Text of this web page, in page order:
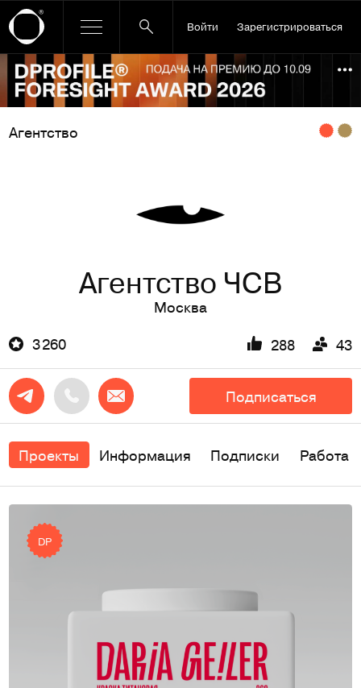
Войти Зарегистрироваться
Ссылка баннера
Агентство
Агентство ЧСВ
Москва
3 260
288 43
Подписаться
Проекты Информация Подписки Работа
DP